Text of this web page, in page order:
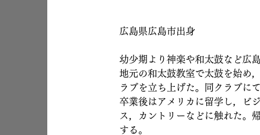
広島県広島市出身
幼少期より神楽や和太鼓など広
地元の和太鼓教室で太鼓を始め
ラブを立ち上げた。同クラブに
卒業後はアメリカに留学し，ビ
ス，カントリーなどに触れた。
する。